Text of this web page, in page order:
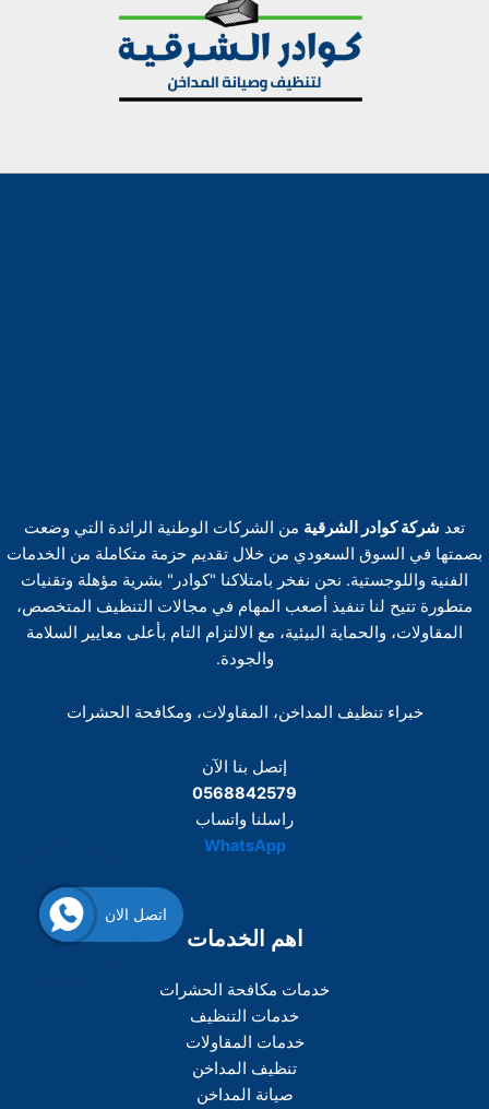
تعد شركة كوادر الشرقية من الشركات الوطنية الرائدة التي وضعت
بصمتها في السوق السعودي من خلال تقديم حزمة متكاملة من الخدمات
الفنية واللوجستية. نحن نفخر بامتلاكنا "كوادر" بشرية مؤهلة وتقنيات
متطورة تتيح لنا تنفيذ أصعب المهام في مجالات التنظيف المتخصص،
المقاولات، والحماية البيئية، مع الالتزام التام بأعلى معايير السلامة
والجودة.
خبراء تنظيف المداخن، المقاولات، ومكافحة الحشرات
إتصل بنا الآن
0568842579
راسلنا واتساب
WhatsApp
اهم الخدمات
خدمات مكافحة الحشرات
خدمات التنظيف
خدمات المقاولات
تنظيف المداخن
صيانة المداخن
اتصل الان